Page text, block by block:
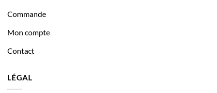
Commande
Mon compte
Contact
LÉGAL